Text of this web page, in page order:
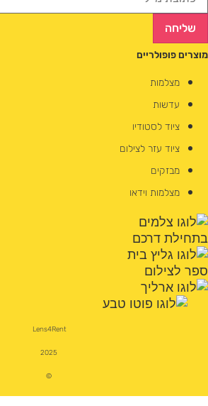
שליחה
מוצרים פופולריים
מצלמות
עדשות
ציוד לסטודיו
ציוד עזר לצילום
מבזקים
מצלמות וידאו
Lens4Rent
2025
©